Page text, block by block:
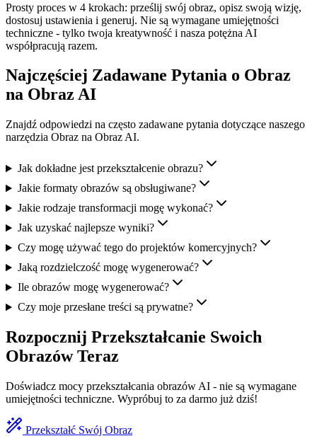
Prosty proces w 4 krokach: prześlij swój obraz, opisz swoją wizję,
dostosuj ustawienia i generuj. Nie są wymagane umiejętności
techniczne - tylko twoja kreatywność i nasza potężna AI
współpracują razem.
Najczęściej Zadawane Pytania o Obraz
na Obraz AI
Znajdź odpowiedzi na często zadawane pytania dotyczące naszego
narzędzia Obraz na Obraz AI.
Jak dokładne jest przekształcenie obrazu?
Jakie formaty obrazów są obsługiwane?
Jakie rodzaje transformacji mogę wykonać?
Jak uzyskać najlepsze wyniki?
Czy mogę używać tego do projektów komercyjnych?
Jaką rozdzielczość mogę wygenerować?
Ile obrazów mogę wygenerować?
Czy moje przesłane treści są prywatne?
Rozpocznij Przekształcanie Swoich
Obrazów Teraz
Doświadcz mocy przekształcania obrazów AI - nie są wymagane
umiejętności techniczne. Wypróbuj to za darmo już dziś!
Przekształć Swój Obraz